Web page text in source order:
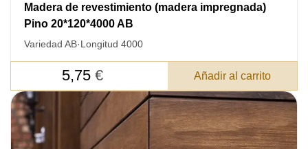
Madera de revestimiento (madera impregnada)
Pino 20*120*4000 AB
Variedad AB·Longitud 4000
5,75 € Añadir al carrito